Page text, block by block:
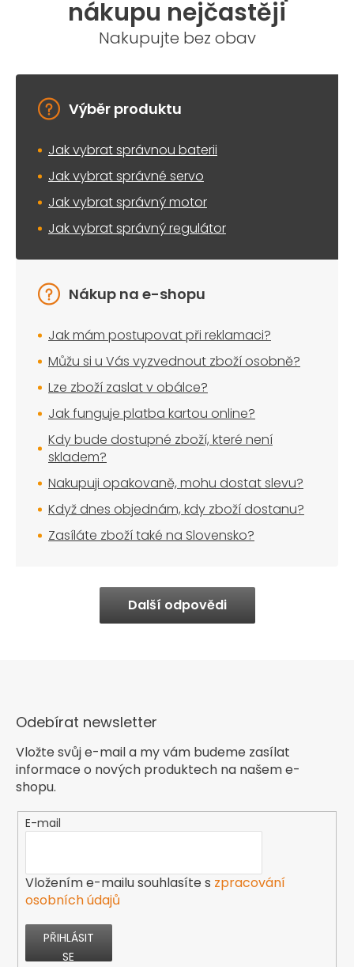
nákupu nejčastěji
Nakupujte bez obav
Výběr produktu
Jak vybrat správnou baterii
Jak vybrat správné servo
Jak vybrat správný motor
Jak vybrat správný regulátor
Nákup na e-shopu
Jak mám postupovat při reklamaci?
Můžu si u Vás vyzvednout zboží osobně?
Lze zboží zaslat v obálce?
Jak funguje platba kartou online?
Kdy bude dostupné zboží, které není
skladem?
Nakupuji opakovaně, mohu dostat slevu?
Když dnes objednám, kdy zboží dostanu?
Zasíláte zboží také na Slovensko?
Další odpovědi
Odebírat newsletter
Vložte svůj e-mail a my vám budeme zasílat
informace o nových produktech na našem e-
shopu.
E-mail
Vložením e-mailu souhlasíte s zpracování
osobních údajů
PŘIHLÁSIT
SE